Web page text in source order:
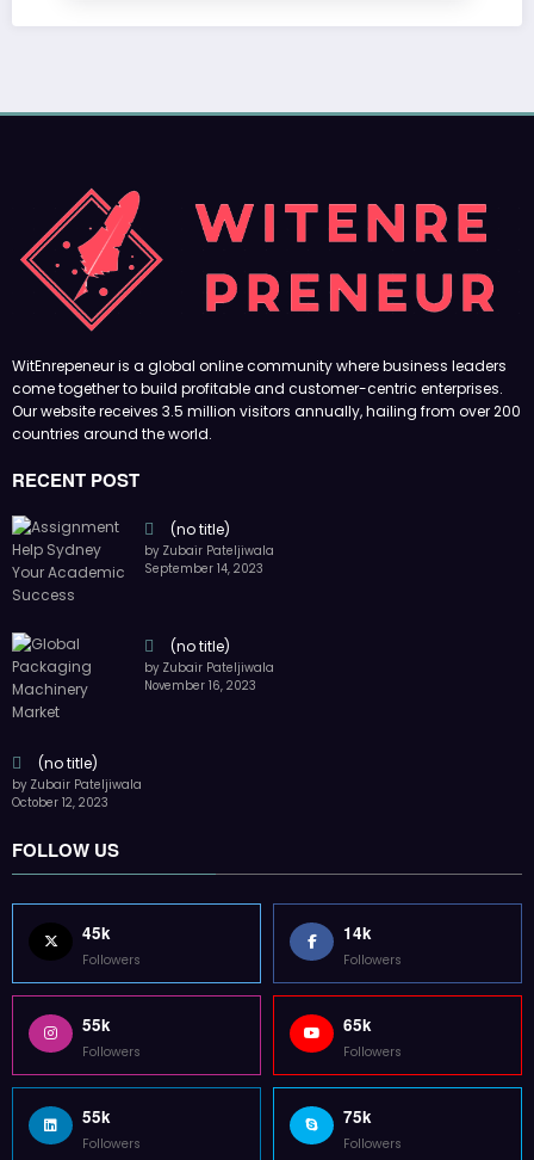
WitEnrepeneur is a global online community where business leaders
come together to build profitable and customer-centric enterprises.
Our website receives 3.5 million visitors annually, hailing from over 200
countries around the world.
RECENT POST
(no title)
by Zubair Pateljiwala
September 14, 2023
(no title)
by Zubair Pateljiwala
November 16, 2023
(no title)
by Zubair Pateljiwala
October 12, 2023
FOLLOW US
45k
Followers
14k
Followers
55k
Followers
65k
Followers
55k
Followers
75k
Followers